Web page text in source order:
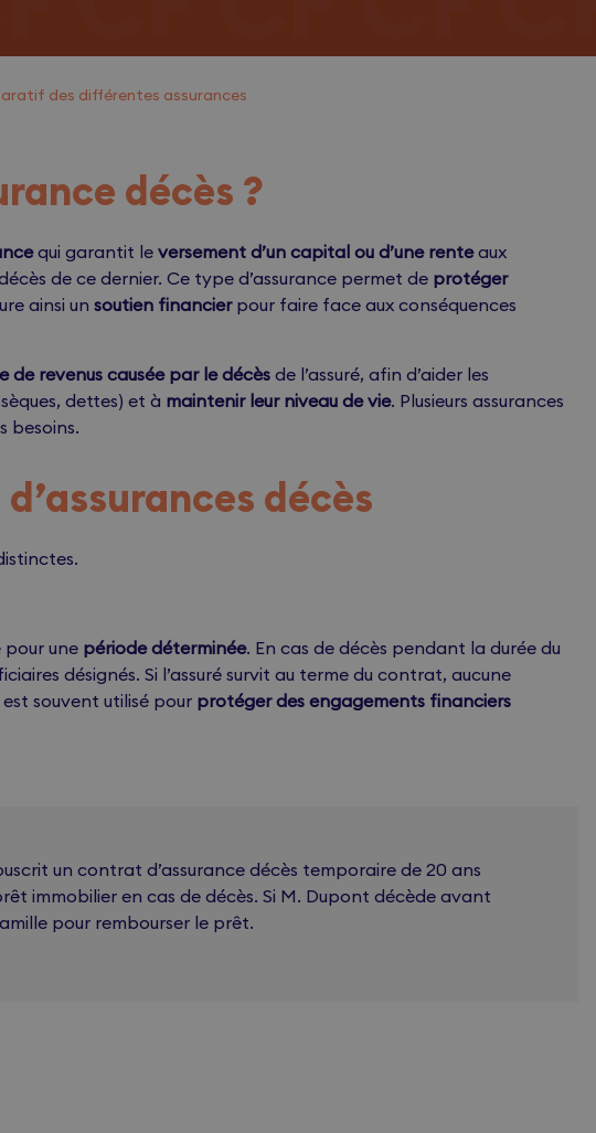
des différentes assurances
décès ?
qui garantit le versement d’un capital ou d’une renteaux
de ce dernier. Ce type d’assurance permet de protéger
ainsi un soutien financierpour faire face aux conséquences
de revenus causée par le décèsde l’assuré, afin d’aider les
dettes) et à maintenir leur niveau de vie. Plusieurs assurances
besoins.
décès
pour une période déterminée. En cas de décès pendant la durée du
désignés. Si l’assuré survit au terme du contrat, aucune
souvent utilisé pour protéger des engagements financiers
un contrat d’assurance décès temporaire de 20 ans
immobilier en cas de décès. Si M. Dupont décède avant
pour rembourser le prêt.